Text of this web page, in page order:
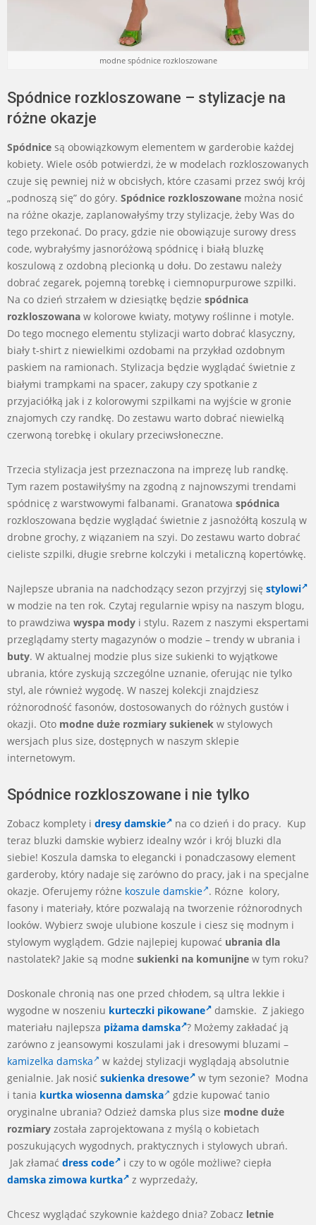
modne spódnice rozkloszowane
Spódnice rozkloszowane – stylizacje na
różne okazje
Spódnice są obowiązkowym elementem w garderobie każdej
kobiety. Wiele osób potwierdzi, że w modelach rozkloszowanych
czuje się pewniej niż w obcisłych, które czasami przez swój krój
„podnoszą się” do góry. Spódnice rozkloszowane można nosić
na różne okazje, zaplanowałyśmy trzy stylizacje, żeby Was do
tego przekonać. Do pracy, gdzie nie obowiązuje surowy dress
code, wybrałyśmy jasnoróżową spódnicę i białą bluzkę
koszulową z ozdobną plecionką u dołu. Do zestawu należy
dobrać zegarek, pojemną torebkę i ciemnopurpurowe szpilki.
Na co dzień strzałem w dziesiątkę będzie spódnica
rozkloszowana w kolorowe kwiaty, motywy roślinne i motyle.
Do tego mocnego elementu stylizacji warto dobrać klasyczny,
biały t-shirt z niewielkimi ozdobami na przykład ozdobnym
paskiem na ramionach. Stylizacja będzie wyglądać świetnie z
białymi trampkami na spacer, zakupy czy spotkanie z
przyjaciółką jak i z kolorowymi szpilkami na wyjście w gronie
znajomych czy randkę. Do zestawu warto dobrać niewielką
czerwoną torebkę i okulary przeciwsłoneczne.
Trzecia stylizacja jest przeznaczona na imprezę lub randkę.
Tym razem postawiłyśmy na zgodną z najnowszymi trendami
spódnicę z warstwowymi falbanami. Granatowa spódnica
rozkloszowana będzie wyglądać świetnie z jasnożółtą koszulą w
drobne grochy, z wiązaniem na szyi. Do zestawu warto dobrać
cieliste szpilki, długie srebrne kolczyki i metaliczną kopertówkę.
Najlepsze ubrania na nadchodzący sezon przyjrzyj się stylowi
w modzie na ten rok. Czytaj regularnie wpisy na naszym blogu,
to prawdziwa wyspa mody i stylu. Razem z naszymi ekspertami
przeglądamy sterty magazynów o modzie – trendy w ubrania i
buty. W aktualnej modzie plus size sukienki to wyjątkowe
ubrania, które zyskują szczególne uznanie, oferując nie tylko
styl, ale również wygodę. W naszej kolekcji znajdziesz
różnorodność fasonów, dostosowanych do różnych gustów i
okazji. Oto modne duże rozmiary sukienek w stylowych
wersjach plus size, dostępnych w naszym sklepie
internetowym.
Spódnice rozkloszowane i nie tylko
Zobacz komplety i dresy damskie
na co dzień i do pracy. Kup
teraz bluzki damskie wybierz idealny wzór i krój bluzki dla
siebie! Koszula damska to elegancki i ponadczasowy element
garderoby, który nadaje się zarówno do pracy, jak i na specjalne
okazje. Oferujemy różne koszule damskie . Rózne kolory,
fasony i materiały, które pozwalają na tworzenie różnorodnych
looków. Wybierz swoje ulubione koszule i ciesz się modnym i
stylowym wyglądem. Gdzie najlepiej kupować ubrania dla
nastolatek? Jakie są modne sukienki na komunijne w tym roku?
Doskonale chronią nas one przed chłodem, są ultra lekkie i
wygodne w noszeniu kurteczki pikowane
damskie. Z jakiego
materiału najlepsza piżama damska ? Możemy zakładać ją
zarówno z jeansowymi koszulami jak i dresowymi bluzami –
kamizelka damska
w każdej stylizacji wyglądają absolutnie
genialnie. Jak nosić sukienka dresowe
w tym sezonie? Modna
i tania kurtka wiosenna damska
gdzie kupować tanio
oryginalne ubrania? Odzież damska plus size modne duże
rozmiary została zaprojektowana z myślą o kobietach
poszukujących wygodnych, praktycznych i stylowych ubrań.
Jak złamać dress code
i czy to w ogóle możliwe? ciepła
damska zimowa kurtka
z wyprzedaży,
Chcesz wyglądać szykownie każdego dnia? Zobacz letnie